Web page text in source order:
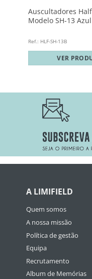
Auscultadores
Modelo SH-13 Azul
Ref.: HLF-SH-13B
VER
A LIMIFIELD
Quem somos
A nossa missão
Política de gestão
Equipa
Recrutamento
Album de Memórias